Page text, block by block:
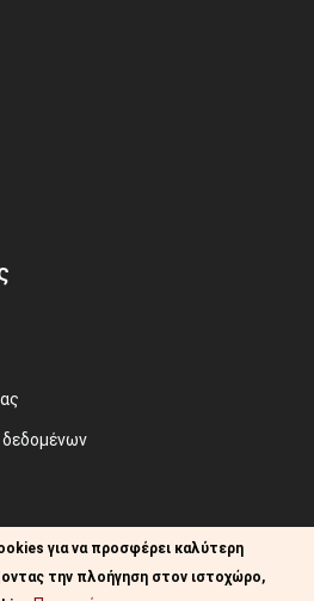
για να προσφέρει καλύτερη
την πλοήγηση στον ιστοχώρο,